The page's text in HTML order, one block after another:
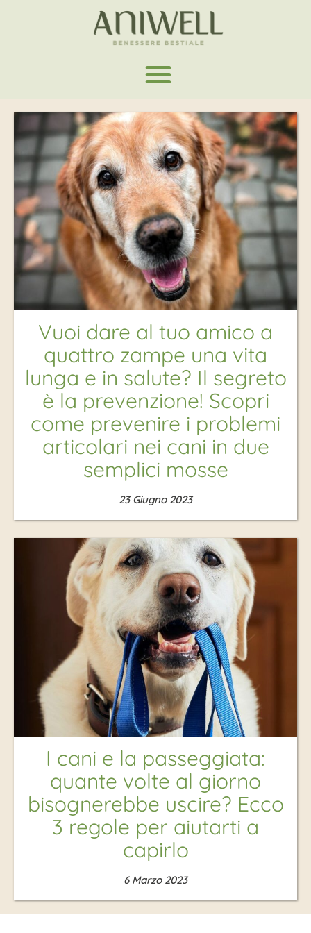
Vuoi dare al tuo amico a
quattro zampe una vita
lunga e in salute? Il segreto
è la prevenzione! Scopri
come prevenire i problemi
articolari nei cani in due
semplici mosse
23 Giugno 2023
I cani e la passeggiata:
quante volte al giorno
bisognerebbe uscire? Ecco
3 regole per aiutarti a
capirlo
6 Marzo 2023